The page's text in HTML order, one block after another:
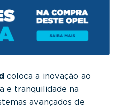
coloca a inovação ao
e tranquilidade na
avançados de